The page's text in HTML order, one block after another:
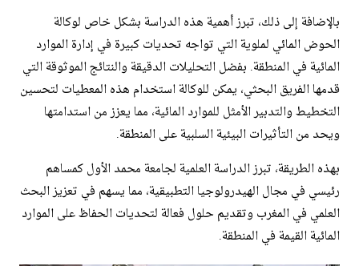
بالإضافة إلى ذلك، تبرز أهمية هذه الدراسة بشكل خاص لوكالة
الحوض المائي لملوية التي تواجه تحديات كبيرة في إدارة الموارد
المائية في المنطقة. بفضل التحليلات الدقيقة والنتائج الموثوقة التي
قدمها الفريق البحثي، يمكن للوكالة استخدام هذه المعطيات لتحسين
التخطيط والتدبير الأمثل للموارد المائية، مما يعزز من استدامتها
ويحد من التأثيرات البيئية السلبية على المنطقة.
بهذه الطريقة، تبرز الدراسة العلمية لجامعة محمد الأول كمساهم
رئيسي في مجال الهيدرولوجيا التطبيقية، مما يسهم في تعزيز البحث
العلمي في المغرب وتقديم حلول فعالة لتحديات الحفاظ على الموارد
المائية القيمة في المنطقة.